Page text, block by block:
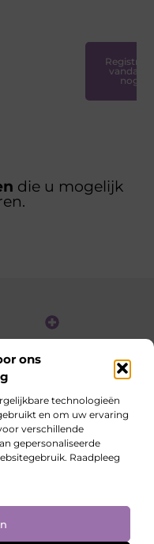
ons
technologieën
en om uw ervaring
verschillende
gepersonaliseerde
Raadpleeg
Registreer
vandaag
nog
die u mogelijk
verhalen en tips die